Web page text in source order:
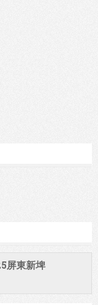
屏東新埤